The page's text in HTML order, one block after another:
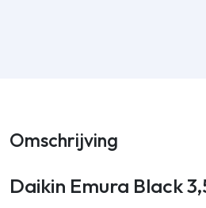
Omschrijving
Daikin Emura Black